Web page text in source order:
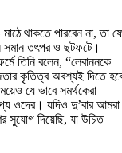
থাকতে পারবেন না, তা
সমান তৎপর ও ছটফটে।
তিনি বলেন, “লেবাননকে
কৃতিত্ব অবশ্যই দিতে
যে ভাবে সমর্থকেরা
ওদের। যদিও দু’বার আমরা
সুযোগ দিয়েছি, যা উচিত